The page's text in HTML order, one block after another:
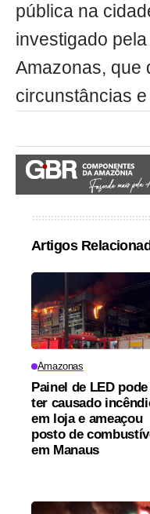
pública na
investigado
Amazonas, que
circunstâncias
Artigos
Amazonas
Painel de LED pode
ter causado
em loja e ameaçou
posto de
em Manaus